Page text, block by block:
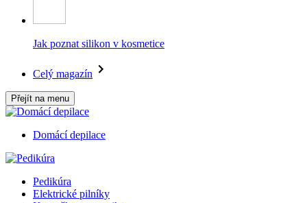
Jak poznat silikon v kosmetice
Celý magazín
Přejít na menu
Domácí depilace
Pedikúra
Elektrické pilníky